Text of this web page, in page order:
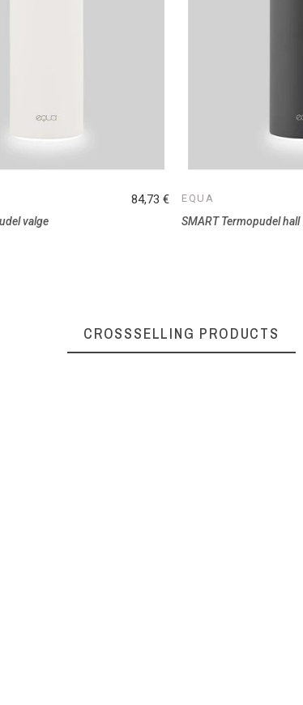
valge
84,73 € EQUA
SMART Termopudel hall
CROSSSELLING PRODUCTS